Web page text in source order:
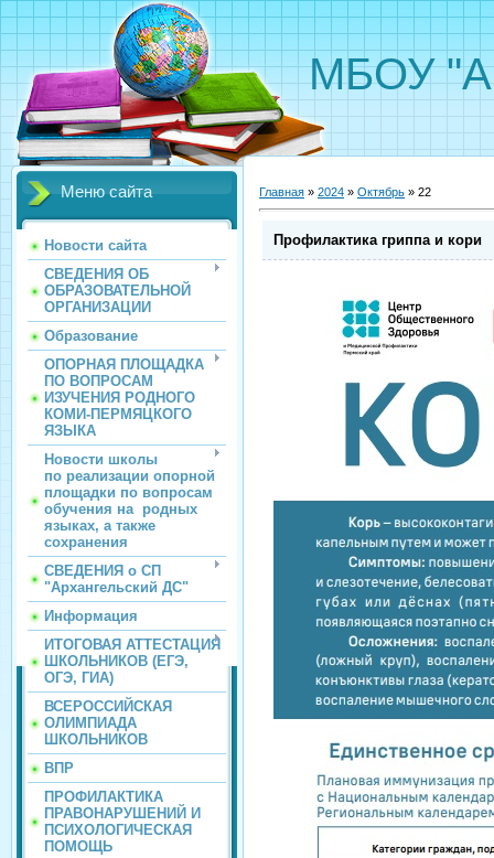
МБОУ
Меню сайта
Новости сайта
СВЕДЕНИЯ ОБ
ОБРАЗОВАТЕЛЬНОЙ
ОРГАНИЗАЦИИ
Образование
ОПОРНАЯ ПЛОЩАДКА
ПО ВОПРОСАМ
ИЗУЧЕНИЯ РОДНОГО
КОМИ-ПЕРМЯЦКОГО
ЯЗЫКА
Новости школы
по реализации опорной
площадки по вопросам
обучения на родных
языках, а также
сохранения
СВЕДЕНИЯ о СП
"Архангельский ДС"
Информация
ИТОГОВАЯ АТТЕСТАЦИЯ
ШКОЛЬНИКОВ (ЕГЭ,
ОГЭ, ГИА)
ВСЕРОССИЙСКАЯ
ОЛИМПИАДА
ШКОЛЬНИКОВ
ВПР
ПРОФИЛАКТИКА
ПРАВОНАРУШЕНИЙ И
ПСИХОЛОГИЧЕСКАЯ
ПОМОЩЬ
Главная » 2024 » Октябрь » 22
Профилактика гриппа и кори